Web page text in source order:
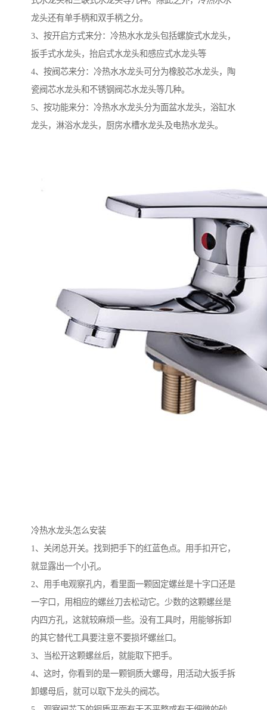
龙头还有单手柄和双手柄之分。
3、按开启方式来分：冷热水水龙头包括螺旋式水龙头，
扳手式水龙头，抬启式水龙头和感应式水龙头等
4、按阀芯来分：冷热水水龙头可分为橡胶芯水龙头，陶
瓷阀芯水龙头和不锈钢阀芯水龙头等几种。
5、按功能来分：冷热水水龙头分为面盆水龙头，浴缸水
龙头，淋浴水龙头，厨房水槽水龙头及电热水龙头。
冷热水龙头怎么安装
1、关闭总开关。找到把手下的红蓝色点。用手扣开它，
就显露出一个小孔。
2、用手电观察孔内，看里面一颗固定螺丝是十字口还是
一字口，用相应的螺丝刀去松动它。少数的这颗螺丝是
内四方孔，这就较麻烦一些。没有工具时，用能够拆卸
的其它替代工具要注意不要损坏螺丝口。
3、当松开这颗螺丝后，就能取下把手。
4、这时，你看到的是一颗铜质大螺母，用活动大扳手拆
卸螺母后，就可以取下龙头的阀芯。